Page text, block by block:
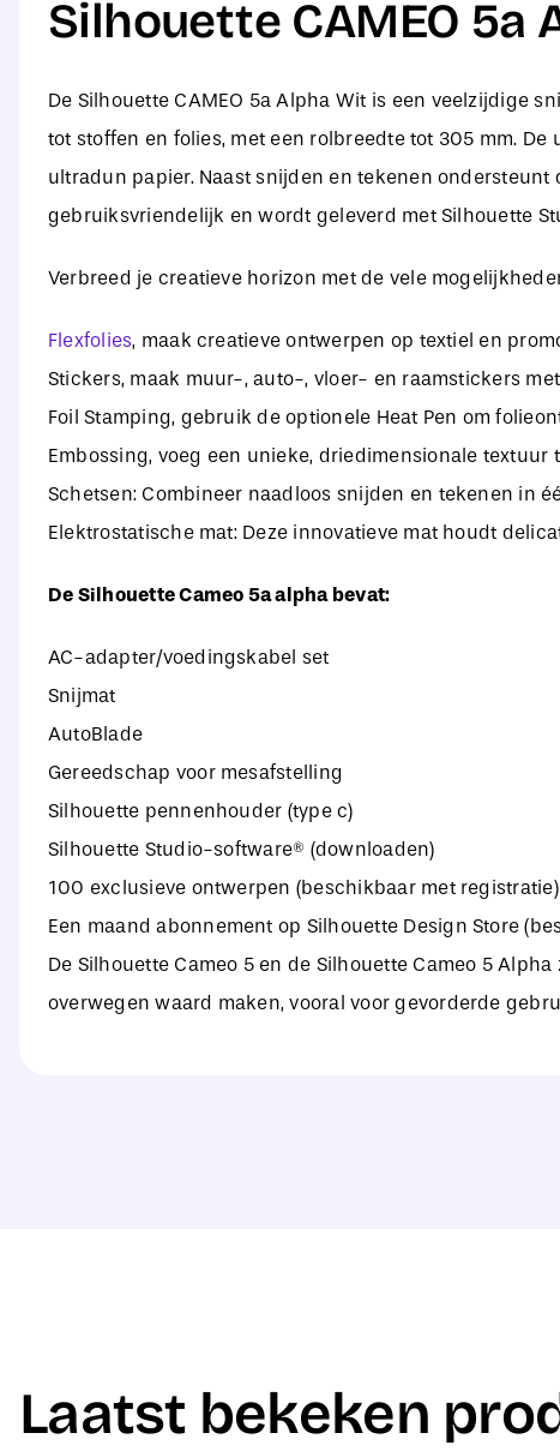
Silhouette CAMEO 5a
De Silhouette CAMEO 5a Alpha Wit is een veelzijdige
tot stoffen en folies, met een rolbreedte tot 305 mm.
ultradun papier. Naast snijden en tekenen
gebruiksvriendelijk en wordt geleverd met Silhouette
Verbreed je creatieve horizon met de vele
Flexfolies, maak creatieve ontwerpen op textiel en
Stickers, maak muur-, auto-, vloer- en raamstickers
Foil Stamping, gebruik de optionele Heat Pen om
Embossing, voeg een unieke, driedimensionale
Schetsen: Combineer naadloos snijden en tekenen in
Elektrostatische mat: Deze innovatieve mat houdt
De Silhouette Cameo 5a alpha bevat:
AC-adapter/voedingskabel set
Snijmat
AutoBlade
Gereedschap voor mesafstelling
Silhouette pennenhouder (type c)
Silhouette Studio-software® (downloaden)
100 exclusieve ontwerpen (beschikbaar met registratie)
Een maand abonnement op Silhouette Design Store
De Silhouette Cameo 5 en de Silhouette Cameo 5
overwegen waard maken, vooral voor gevorderde
Laatst bekeken